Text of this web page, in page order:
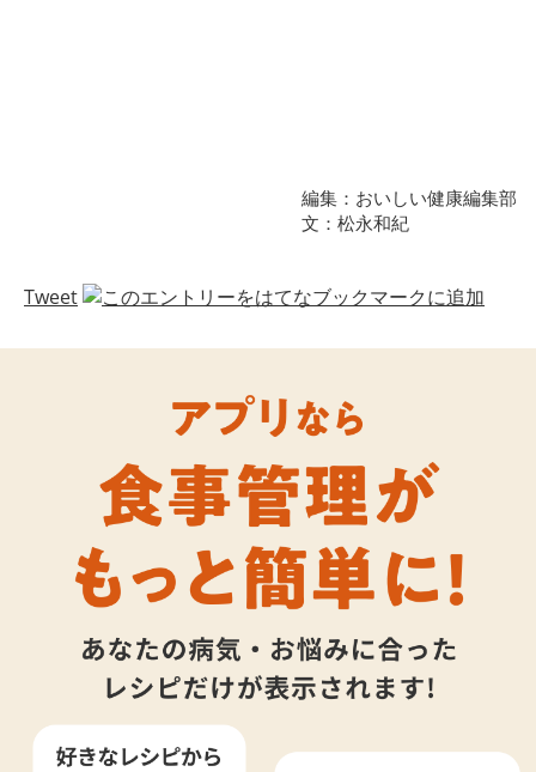
編集：おいしい健康編集部
文：松永和紀
Tweet